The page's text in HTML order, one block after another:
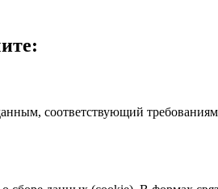
соответствующий